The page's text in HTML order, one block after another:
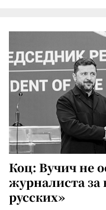
Коц: Вучич не
журналиста за
русских»